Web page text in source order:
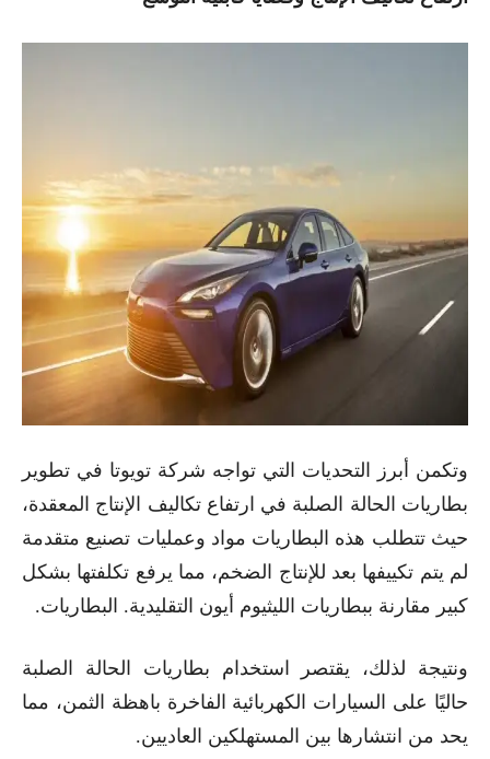
وتكمن أبرز التحديات التي تواجه شركة تويوتا في تطوير
بطاريات الحالة الصلبة في ارتفاع تكاليف الإنتاج المعقدة،
حيث تتطلب هذه البطاريات مواد وعمليات تصنيع متقدمة
لم يتم تكييفها بعد للإنتاج الضخم، مما يرفع تكلفتها بشكل
كبير مقارنة ببطاريات الليثيوم أيون التقليدية. البطاريات.
ونتيجة لذلك، يقتصر استخدام بطاريات الحالة الصلبة
حاليًا على السيارات الكهربائية الفاخرة باهظة الثمن، مما
يحد من انتشارها بين المستهلكين العاديين.